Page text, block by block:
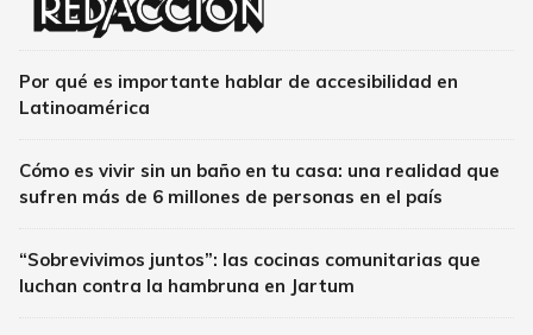
Por qué es importante hablar de accesibilidad en
Latinoamérica
Cómo es vivir sin un baño en tu casa: una realidad que
sufren más de 6 millones de personas en el país
“Sobrevivimos juntos”: las cocinas comunitarias que
luchan contra la hambruna en Jartum